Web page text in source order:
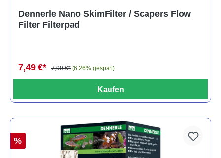
Dennerle Nano SkimFilter / Scapers Flow
Filter Filterpad
7,49 €* 7,99 €* (6.26% gespart)
Kaufen
%